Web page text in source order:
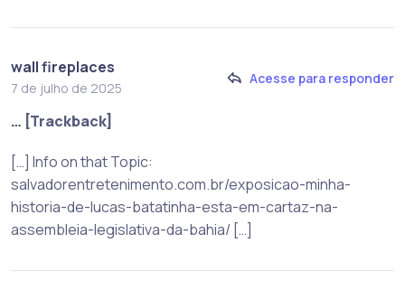
wall fireplaces
7 de julho de 2025
Acesse para responder
… [Trackback]
[…] Info on that Topic:
salvadorentretenimento.com.br/exposicao-minha-
historia-de-lucas-batatinha-esta-em-cartaz-na-
assembleia-legislativa-da-bahia/ […]